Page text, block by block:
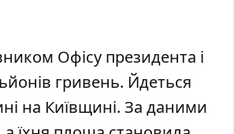
Офісу президента і
гривень. Йдеться
на Київщині. За даними